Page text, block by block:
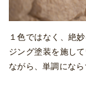
１色ではなく、絶
ジング塗装を施し
ながら、単調にな